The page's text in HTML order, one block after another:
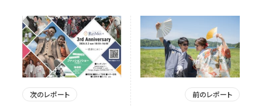
次のレポート 前のレポート